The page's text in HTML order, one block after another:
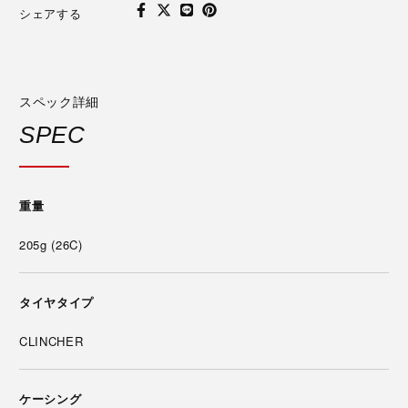
シェアする
スペック詳細
SPEC
重量
205g (26C)
タイヤタイプ
CLINCHER
ケーシング